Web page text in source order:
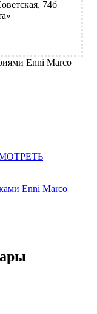
74б
Enni Marco
Enni Marco